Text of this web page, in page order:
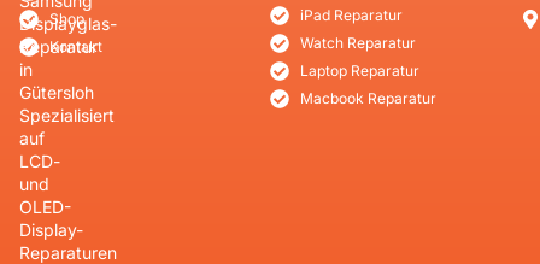
Displayglas-
Reparatur
in
Gütersloh
Spezialisiert
auf
LCD-
und
OLED-
Display-
Reparaturen
Shop
Kontakt
iPad Reparatur
Watch Reparatur
Laptop Reparatur
Macbook Reparatur